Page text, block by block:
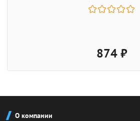
874 ₽
О компании